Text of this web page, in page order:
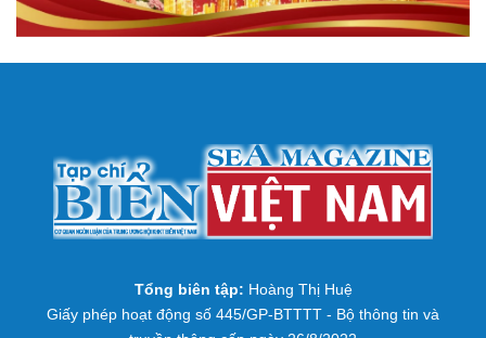
Tổng biên tập: Hoàng Thị Huệ
Giấy phép hoạt động số 445/GP-BTTTT - Bộ thông tin và